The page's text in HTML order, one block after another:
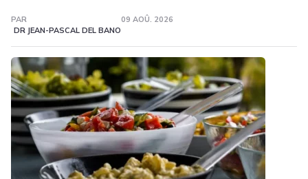
PAR
DR JEAN-PASCAL DEL BANO
09 AOÛ. 2026